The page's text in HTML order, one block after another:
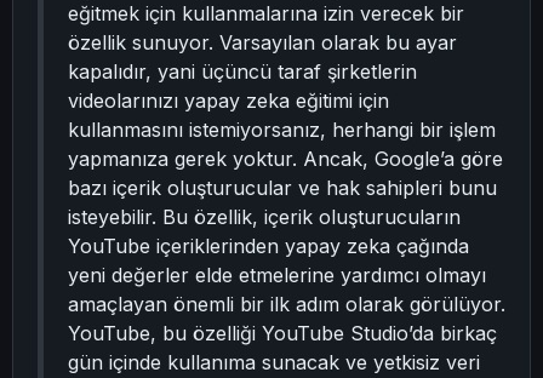
eğitmek için kullanmalarına izin verecek bir
özellik sunuyor. Varsayılan olarak bu ayar
kapalıdır, yani üçüncü taraf şirketlerin
videolarınızı yapay zeka eğitimi için
kullanmasını istemiyorsanız, herhangi bir işlem
yapmanıza gerek yoktur. Ancak, Google’a göre
bazı içerik oluşturucular ve hak sahipleri bunu
isteyebilir. Bu özellik, içerik oluşturucuların
YouTube içeriklerinden yapay zeka çağında
yeni değerler elde etmelerine yardımcı olmayı
amaçlayan önemli bir ilk adım olarak görülüyor.
YouTube, bu özelliği YouTube Studio’da birkaç
gün içinde kullanıma sunacak ve yetkisiz veri